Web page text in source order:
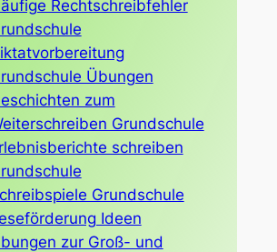
Rechtschreibfehler
Übungen
zum
Grundschule
schreiben
Grundschule
Ideen
zur Groß- und